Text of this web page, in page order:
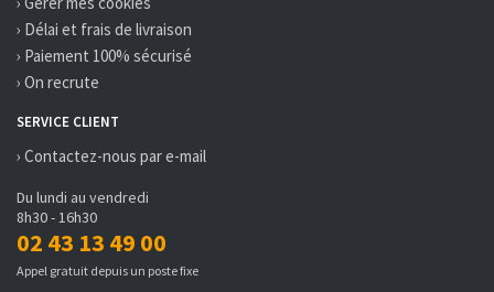
› Délai et frais de livraison
› Paiement 100% sécurisé
› On recrute
SERVICE CLIENT
› Contactez-nous par e-mail
Du lundi au vendredi
8h30 - 16h30
02 43 13 49 00
Appel gratuit depuis un poste fixe